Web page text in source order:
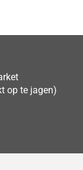
op te jagen)